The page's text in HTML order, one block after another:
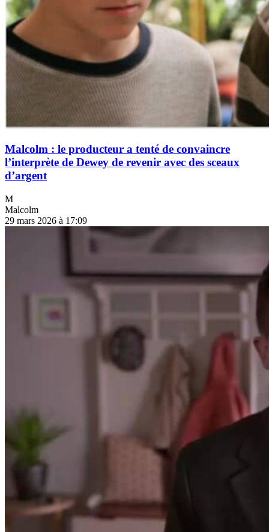
Malcolm : le producteur a tenté de convaincre
l’interprète de Dewey de revenir avec des sceaux
d’argent
M
Malcolm
29 mars 2026 à 17:09